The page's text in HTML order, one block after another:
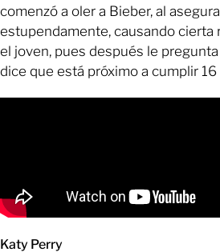
comenzó a oler a Bieber, al
estupendamente, causando cierta
el joven, pues después le
dice que está próximo a cumplir 16
Katy Perry